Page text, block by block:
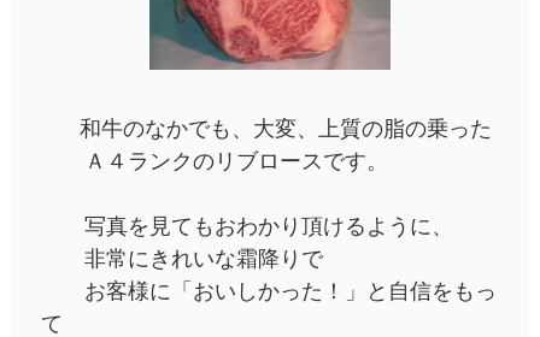
和牛のなかでも、大変、上質の脂の乗った
Ａ４ランクのリブロースです。
写真を見てもおわかり頂けるように、
非常にきれいな霜降りで
お客様に「おいしかった！」と自信をもっ
て